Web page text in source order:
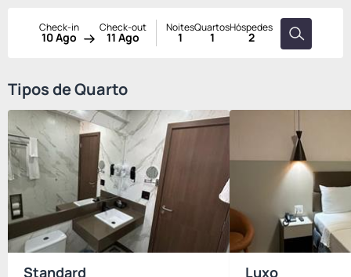
Check-in
10 Ago
Check-out
11 Ago
Noites
1
Quartos
1
Hóspedes
2
Tipos de Quarto
Standard Luxo